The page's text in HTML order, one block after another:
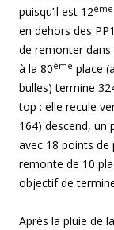
puisqu’il est 12ème
en dehors des
de remonter dans
à la 80ème place
bulles) termine
top : elle recule
164) descend, un
avec 18 points de
remonte de 10
objectif de
Après la pluie de